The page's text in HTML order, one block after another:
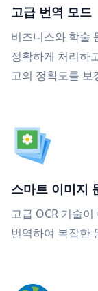
고급 번역 모드
비즈니스와 학술
정확하게 처리하
고의 정확도를 보
스마트 이미지
고급 OCR 기술
번역하여 복잡한